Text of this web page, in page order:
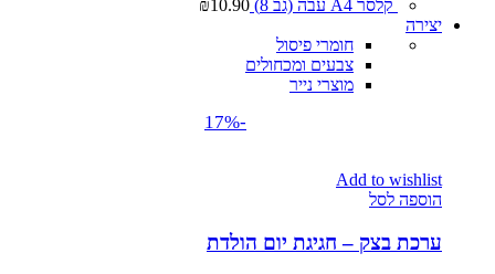
קלסר A4 עבה (גב 8)
₪10.90
יצירה
חומרי פיסול
צבעים ומכחולים
מוצרי נייר
-17%
Add to wishlist
הוספה לסל
ערכת בצק – חגיגת יום הולדת